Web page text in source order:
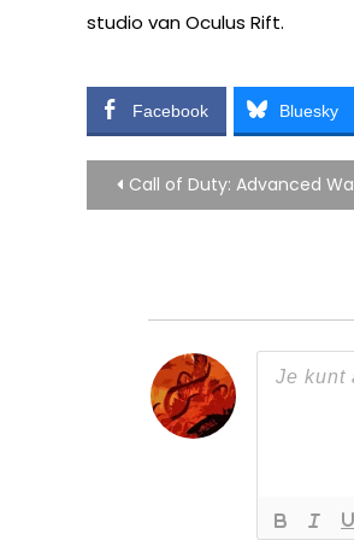
studio van Oculus Rift.
Facebook Bluesky
Bericht
Call of Duty: Advanced